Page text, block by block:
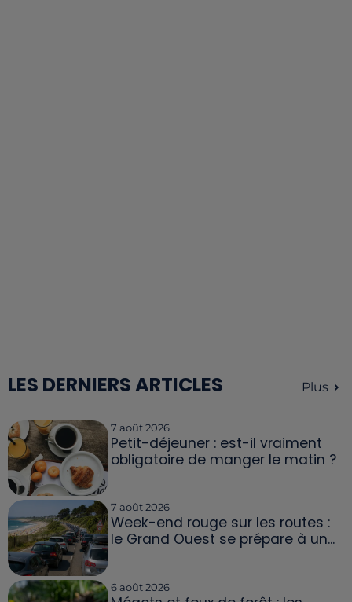
LES DERNIERS ARTICLES Plus
7 août 2026
Petit-déjeuner : est-il vraiment
obligatoire de manger le matin ?
7 août 2026
Week-end rouge sur les routes :
le Grand Ouest se prépare à un...
6 août 2026